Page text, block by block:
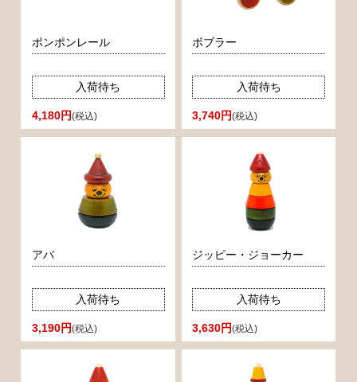
ポンポンレール
入荷待ち
4,180円(税込)
ボブラー
入荷待ち
3,740円(税込)
アバ
入荷待ち
3,190円(税込)
ジッピー・ジョーカー
入荷待ち
3,630円(税込)